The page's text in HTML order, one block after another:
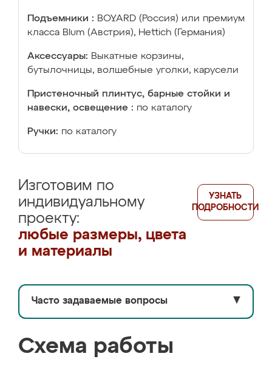
Подъемники : BOYARD (Россия) или премиум
класса Blum (Австрия), Hettich (Германия)
Аксессуары: Выкатные корзины,
бутылочницы, волшебные уголки, карусели
Пристеночный плинтус, барные стойки и
навески, освещение : по каталогу
Ручки: по каталогу
Изготовим по
индивидуальному
проекту:
любые размеры, цвета
и материалы
УЗНАТЬ
ПОДРОБНОСТИ
Часто задаваемые вопросы ▼
Схема работы